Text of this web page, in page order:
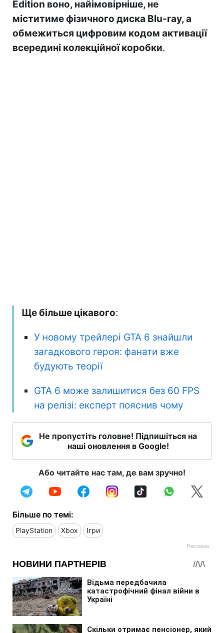
Edition воно, найімовірніше, не
міститиме фізичного диска Blu-ray, а
обмежиться цифровим кодом активації
всередині колекційної коробки.
Ще більше цікавого:
У новому трейлері GTA 6 знайшли
загадкового героя: фанати вже
будують теорії
GTA 6 може залишитися без 60 FPS
на релізі: експерт пояснив чому
Не пропустіть головне! Підпишіться на
наші оновлення в Google!
Або читайте нас там, де вам зручно!
Більше по темі:
PlayStation Xbox Ігри